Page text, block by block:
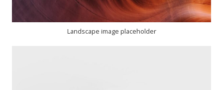
Landscape image placeholder